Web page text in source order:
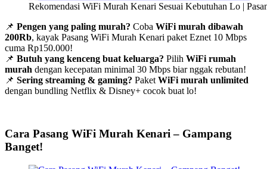
Rekomendasi WiFi Murah Kenari Sesuai Kebutuhan Lo |
📌 Pengen yang paling murah? Coba WiFi murah dibawah
200Rb, kayak Pasang WiFi Murah Kenari paket Eznet 10 Mbps
cuma Rp150.000!
📌 Butuh yang kenceng buat keluarga? Pilih WiFi rumah
murah dengan kecepatan minimal 30 Mbps biar nggak rebutan!
📌 Sering streaming & gaming? Paket WiFi murah unlimited
dengan bundling Netflix & Disney+ cocok buat lo!
Cara Pasang WiFi Murah Kenari – Gampang
Banget!